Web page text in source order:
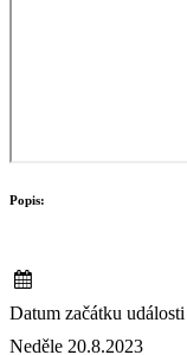
Popis:
Datum začátku události
Neděle 20.8.2023